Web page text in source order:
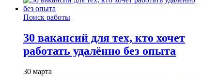
Поиск работы
30 вакансий для тех, кто хочет
работать удалённо без опыта
30 марта